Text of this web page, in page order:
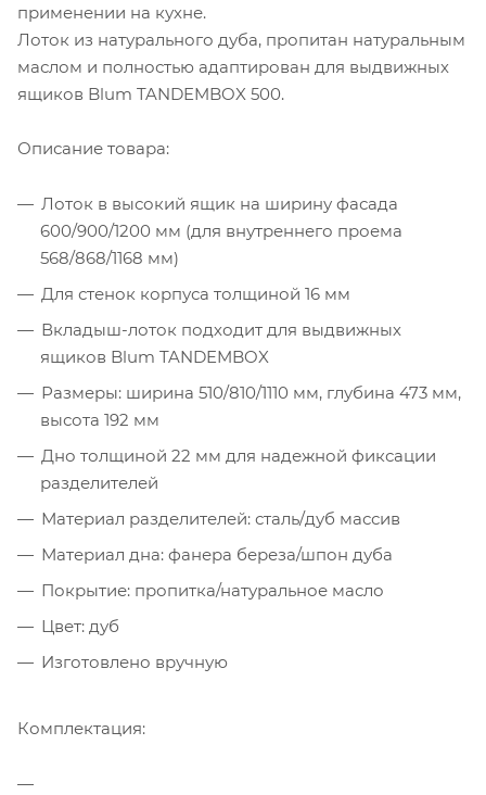
применении на кухне.
Лоток из натурального дуба, пропитан натуральным
маслом и полностью адаптирован для выдвижных
ящиков Blum TANDEMBOX 500.
Описание товара:
Лоток в высокий ящик на ширину фасада
600/900/1200 мм (для внутреннего проема
568/868/1168 мм)
Для стенок корпуса толщиной 16 мм
Вкладыш-лоток подходит для выдвижных
ящиков Blum TANDEMBOX
Размеры: ширина 510/810/1110 мм, глубина 473 мм,
высота 192 мм
Дно толщиной 22 мм для надежной фиксации
разделителей
Материал разделителей: сталь/дуб массив
Материал дна: фанера береза/шпон дуба
Покрытие: пропитка/натуральное масло
Цвет: дуб
Изготовлено вручную
Комплектация: